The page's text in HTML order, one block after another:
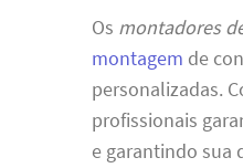
Os montadores
montagem de
personalizadas.
profissionais
e garantindo sua